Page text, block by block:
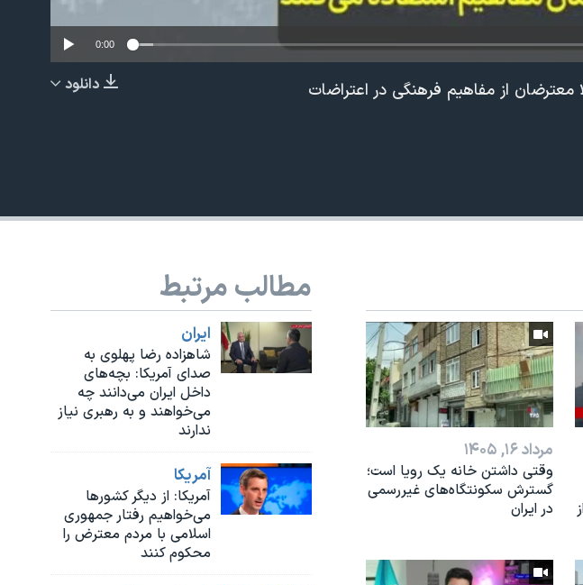
EMBED
0:00
دانلود
از مفاهیم فرهنگی در اعتراضات
مطالب مرتبط
ايران
شاهزاده رضا پهلوی به
صدای آمریکا: بچه‌های
داخل ایران می‌دانند چه
می‌خواهند و به رهبری نیاز
ندارند
آمريکا
آمریکا: از دیگر کشورها
می‌خواهیم رفتار جمهوری
اسلامی با مردم معترض را
محکوم کنند
مرداد ۱۶, ۱۴۰۵
وقتی داشتن خانه یک رویا است؛
گسترش سکونتگاه‌های غیررسمی
در ایران